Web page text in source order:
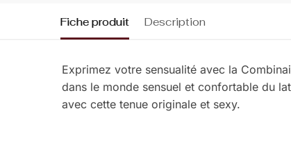
Fiche produit Description
Exprimez votre sensualité avec la
dans le monde sensuel et confortable du
avec cette tenue originale et sexy.